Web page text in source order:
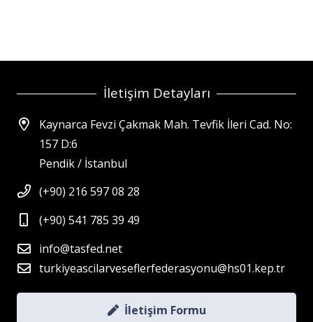
İletişim Detayları
Kaynarca Fevzi Çakmak Mah. Tevfik İleri Cad. No:
157 D:6
Pendik / İstanbul
(+90) 216 597 08 28
(+90) 541 785 39 49
info@tasfed.net
turkiyeascilarveseflerfederasyonu@hs01.kep.tr
İletişim Formu